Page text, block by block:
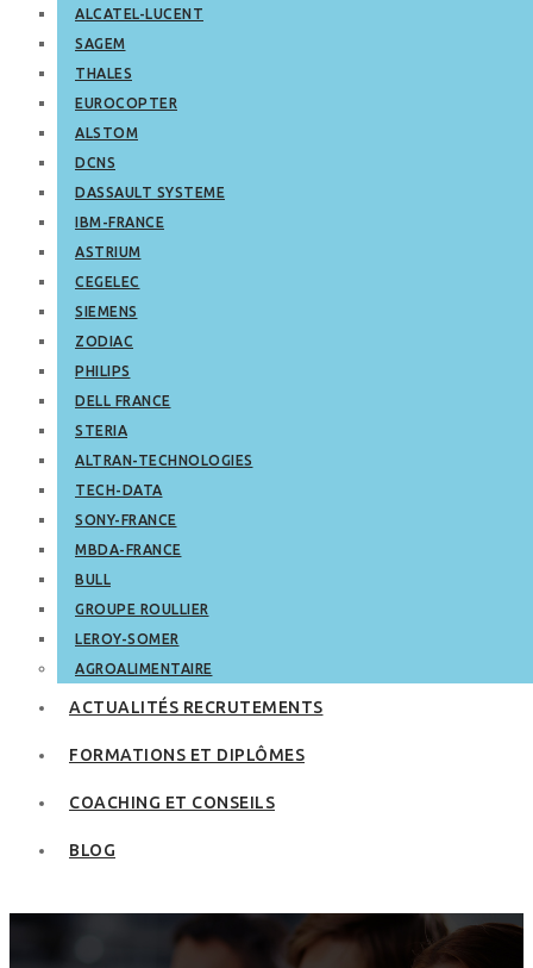
ALCATEL-LUCENT
SAGEM
THALES
EUROCOPTER
ALSTOM
DCNS
DASSAULT SYSTEME
IBM-FRANCE
ASTRIUM
CEGELEC
SIEMENS
ZODIAC
PHILIPS
DELL FRANCE
STERIA
ALTRAN-TECHNOLOGIES
TECH-DATA
SONY-FRANCE
MBDA-FRANCE
BULL
GROUPE ROULLIER
LEROY-SOMER
AGROALIMENTAIRE
ACTUALITÉS RECRUTEMENTS
FORMATIONS ET DIPLÔMES
COACHING ET CONSEILS
BLOG